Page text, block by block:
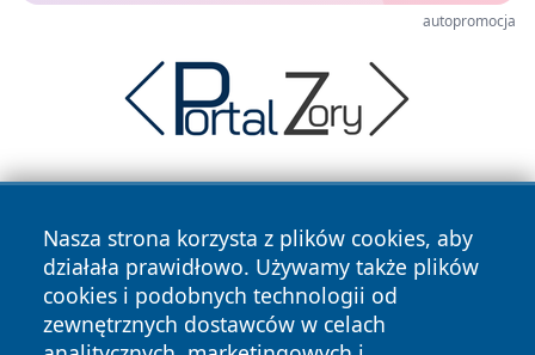
autopromocja
Nasza strona korzysta z plików cookies, aby
działała prawidłowo. Używamy także plików
cookies i podobnych technologii od
zewnętrznych dostawców w celach
Copyright © 2026 raciborski24.pl Wszystkie prawa